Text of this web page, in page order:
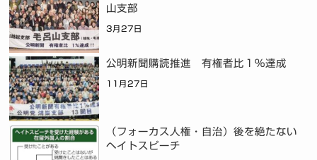
山支部
3月27日
公明新聞購読推進 有権者比１％達成
11月27日
（フォーカス人権・自治）後を絶たない
ヘイトスピーチ